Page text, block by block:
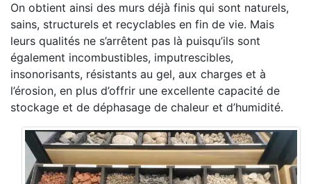
On obtient ainsi des murs déjà finis qui sont naturels,
sains, structurels et recyclables en fin de vie. Mais
leurs qualités ne s’arrêtent pas là puisqu’ils sont
également incombustibles, imputrescibles,
insonorisants, résistants au gel, aux charges et à
l’érosion, en plus d’offrir une excellente capacité de
stockage et de déphasage de chaleur et d’humidité.